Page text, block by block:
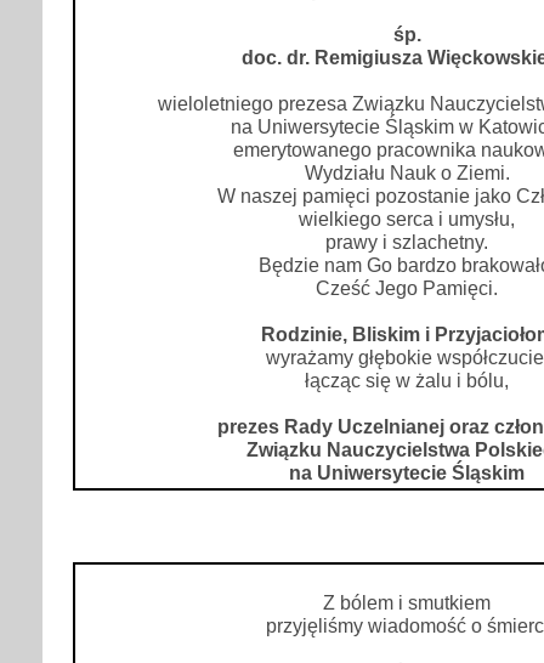
śp.
doc. dr. Remigiusza
wieloletniego prezesa Związku
na Uniwersytecie Śląskim w
emerytowanego pracownika
Wydziału Nauk o Ziemi.
W naszej pamięci pozostanie jako
wielkiego serca i umysłu,
prawy i szlachetny.
Będzie nam Go bardzo
Cześć Jego Pamięci.
Rodzinie, Bliskim i
wyrażamy głębokie
łącząc się w żalu i bólu,
prezes Rady Uczelnianej oraz
Związku Nauczycielstwa
na Uniwersytecie Śląskim
Z bólem i smutkiem
przyjęliśmy wiadomość o